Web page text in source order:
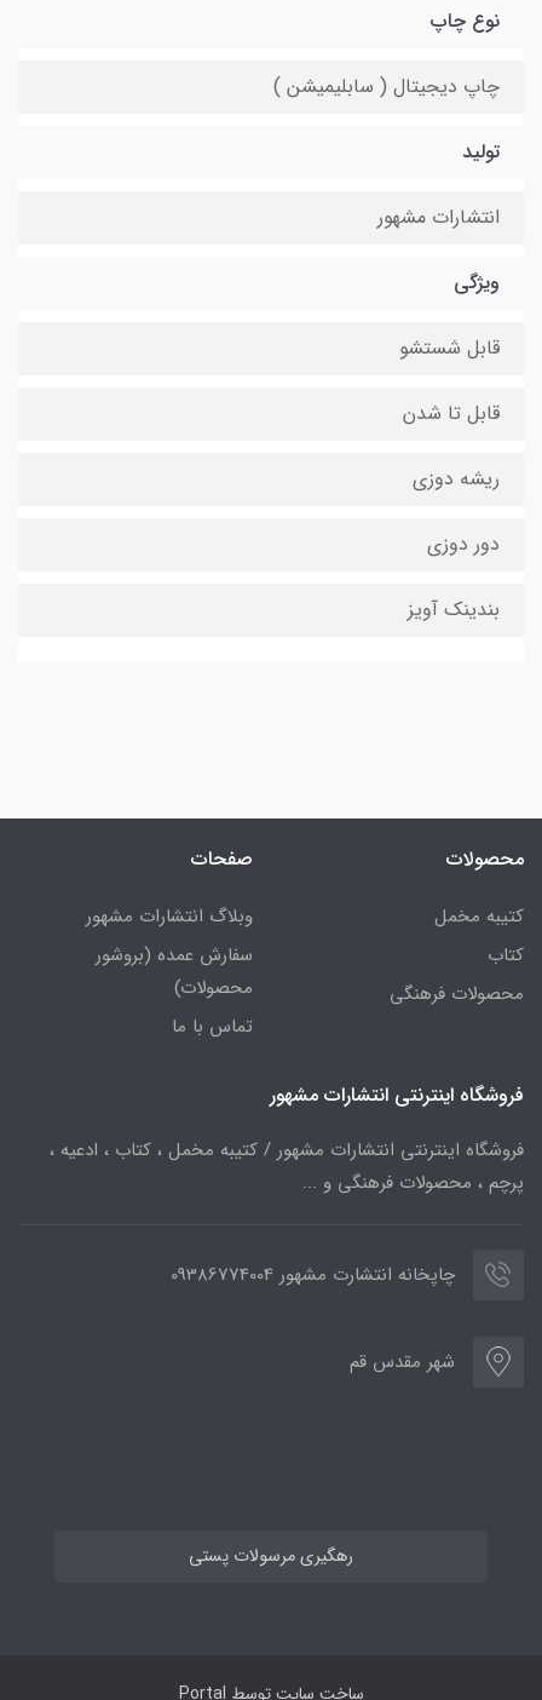
نوع چاپ
چاپ دیجیتال ( سابلیمیشن )
تولید
انتشارات مشهور
ویژگی
قابل شستشو
قابل تا شدن
ریشه دوزی
دور دوزی
بندینک آویز
محصولات
کتیبه مخمل
کتاب
محصولات فرهنگی
صفحات
وبلاگ انتشارات مشهور
سفارش عمده (بروشور
محصولات)
تماس با ما
فروشگاه اینترنتی انتشارات مشهور
فروشگاه اینترنتی انتشارات مشهور / کتیبه مخمل ، کتاب ، ادعیه ،
پرچم ، محصولات فرهنگی و ...
چاپخانه انتشارت مشهور 09386774004
شهر مقدس قم
رهگیری مرسولات پستی
ساخت سایت توسط Portal